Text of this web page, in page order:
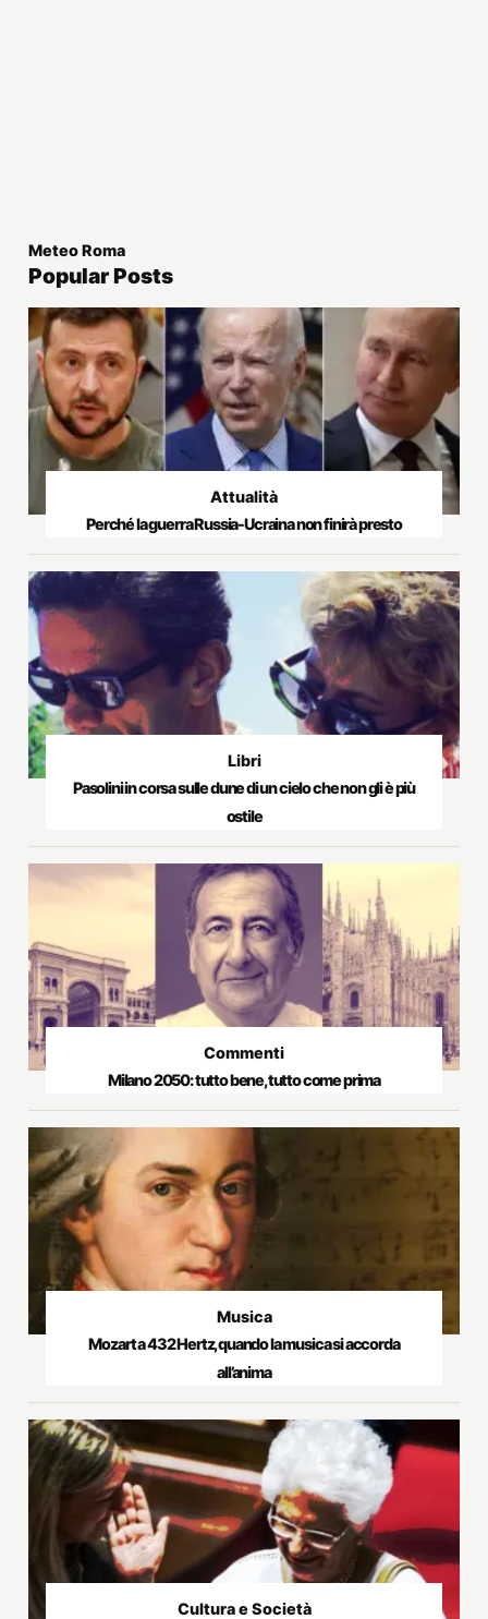
Meteo Roma
Popular Posts
Attualità
Perché la guerra Russia-Ucraina non finirà presto
Libri
Pasolini in corsa sulle dune di un cielo che non gli è più
ostile
Commenti
Milano 2050: tutto bene, tutto come prima
Musica
Mozart a 432 Hertz, quando la musica si accorda
all’anima
Cultura e Società